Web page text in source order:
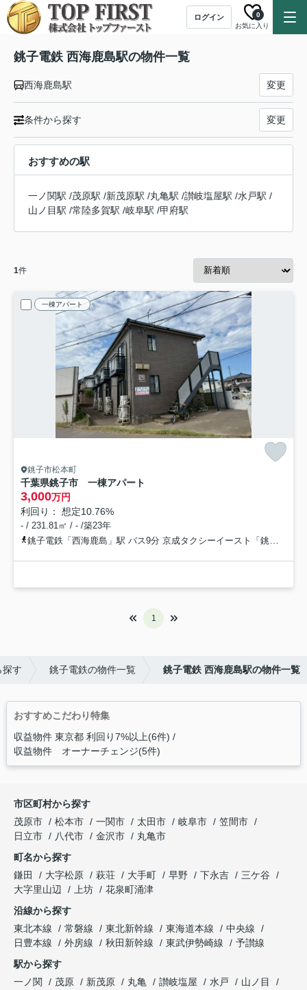
ログイン
お気に入り
0
銚子電鉄 西海鹿島駅の物件一覧
西海鹿島駅 変更
条件から探す 変更
おすすめの駅
一ノ関駅 /茂原駅 /新茂原駅 /丸亀駅 /讃岐塩屋駅 /水戸駅 /
山ノ目駅 /常陸多賀駅 /岐阜駅 /甲府駅
1件
一棟アパート
銚子市松本町
千葉県銚子市 一棟アパート
3,000万円
利回り： 想定10.76%
- / 231.81㎡ / - /築23年
銚子電鉄「西海鹿島」駅 バス9分 京成タクシーイースト「銚子駅」 停歩18分
1
探す 銚子電鉄の物件一覧 銚子電鉄 西海鹿島駅の物件一覧
おすすめこだわり特集
収益物件 東京都 利回り7%以上(6件)
収益物件 オーナーチェンジ(5件)
市区町村から探す
茂原市
松本市 一関市 太田市 岐阜市
笠間市
日立市
八代市 金沢市
丸亀市
町名から探す
鎌田
大字松原 萩荘 大手町 早野 下永吉
三ケ谷
大字里山辺
上坊
花泉町涌津
沿線から探す
東北本線
常磐線 東北新幹線 東海道本線
中央線
日豊本線
外房線 秋田新幹線 東武伊勢崎線
予讃線
駅から探す
一ノ関
茂原 新茂原 丸亀 讃岐塩屋 水戸
山ノ目